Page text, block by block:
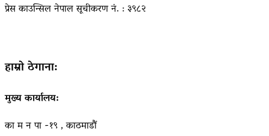
प्रेस काउन्सिल नेपाल सूचीकरण नं. : ३९८२
हाम्रो ठेगाना:
मुख्य कार्यालय:
का म न पा -१९ , काठमाडौं